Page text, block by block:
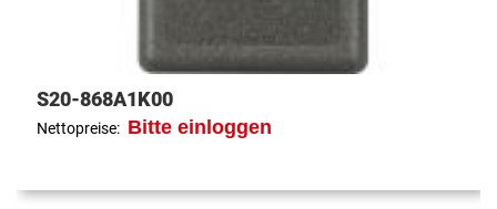
S20-868A1K00
Nettopreise: Bitte einloggen